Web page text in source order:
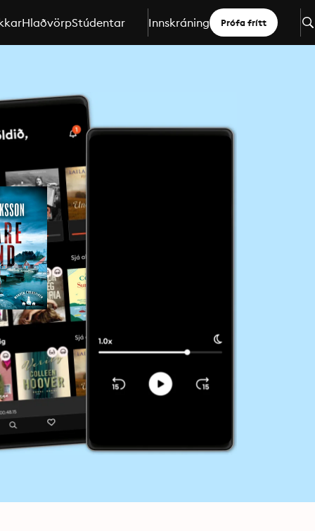
HlaðvörpStúdentar Innskráning Prófa frítt